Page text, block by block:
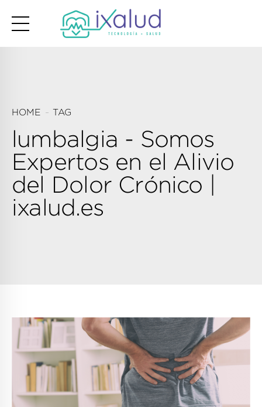
HOME TAG
lumbalgia - Somos
Expertos en el Alivio
del Dolor Crónico |
ixalud.es